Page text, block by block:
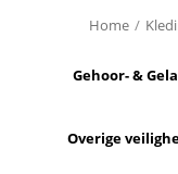
Home /
Gehoor- &
Overige